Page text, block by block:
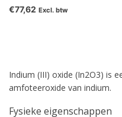
€77,62 Excl. btw
Indium (III) oxide (In2O3) is
amfoteeroxide van indium.
Fysieke eigenschappen